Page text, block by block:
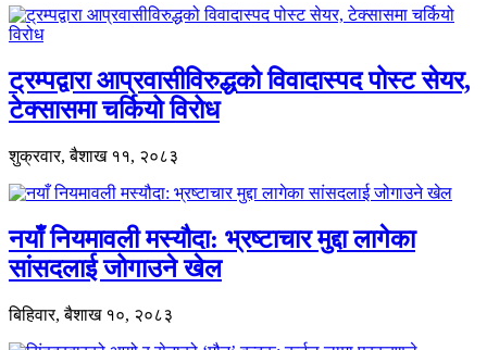
ट्रम्पद्वारा आप्रवासीविरुद्धको विवादास्पद पोस्ट सेयर,
टेक्सासमा चर्कियो विरोध
शुक्रवार, बैशाख ११, २०८३
नयाँ नियमावली मस्यौदा: भ्रष्टाचार मुद्दा लागेका
सांसदलाई जोगाउने खेल
बिहिवार, बैशाख १०, २०८३